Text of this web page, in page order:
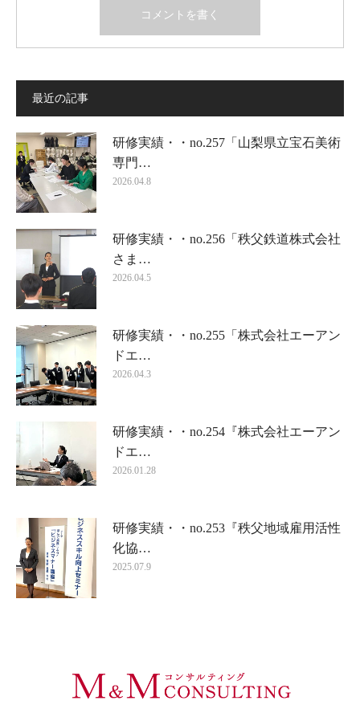
最近の記事
研修実績・・no.257「山梨県立宝石美術
専門…
2026.04.8
研修実績・・no.256「秩父鉄道株式会社
さま…
2026.04.5
研修実績・・no.255「株式会社エーアン
ドエ…
2026.04.3
研修実績・・no.254『株式会社エーアン
ドエ…
2026.01.28
研修実績・・no.253『秩父地域雇用活性
化協…
2025.07.9